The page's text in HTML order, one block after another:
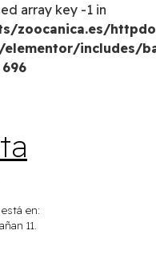
array key -1 in
zoocanica.es/
includes/
696
en:
11.